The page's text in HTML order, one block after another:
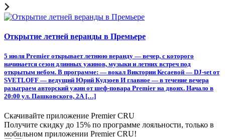
Открытие летней веранды в Премьере
5 июля Premier открывает летнюю веранду — вечер, с которого
начинается сезон длинных ужинов, музыки и летних встреч под
открытым небом. В программе: — вокал Виктории Кесаевой — DJ-set от
SVETLOFF — ведущий Юрий Кудзоев И главное — в течение вечера
разыграем авторский ужин от шеф-повара Premier на двоих. Начало в
20:00 ул. Пашковского, 2А […]
Скачивайте приложение Premier CRU
Получите скидку до 15% по программе лояльности, только в
мобильном приложении Premier CRU!